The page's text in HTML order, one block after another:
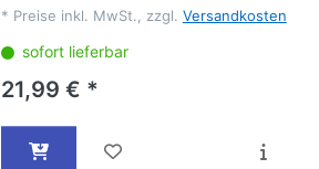
* Preise inkl. MwSt., zzgl. Versandkosten
sofort lieferbar
21,99 € *